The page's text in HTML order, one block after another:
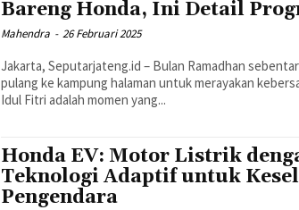
Bareng Honda, Ini Detail
Mahendra - 26 Februari 2025
Jakarta, Seputarjateng.id – Bulan Ramadhan
pulang ke kampung halaman untuk merayakan
Idul Fitri adalah momen yang...
Honda EV: Motor Listrik
Teknologi Adaptif untuk
Pengendara